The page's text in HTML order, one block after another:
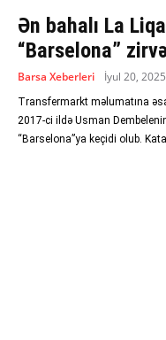
Ən bahalı La
“Barselona”
Barsa Xeberleri
İyul 20, 2025
Transfermarkt məlumatına
2017-ci ildə Usman
“Barselona”ya keçidi olub.